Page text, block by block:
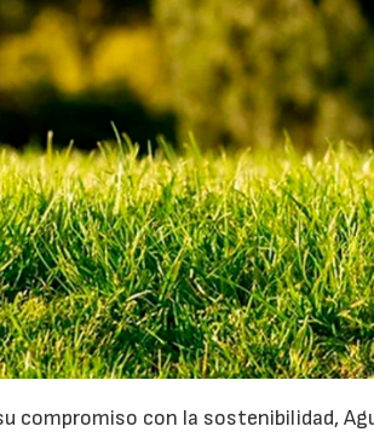
compromiso con la sostenibilidad,